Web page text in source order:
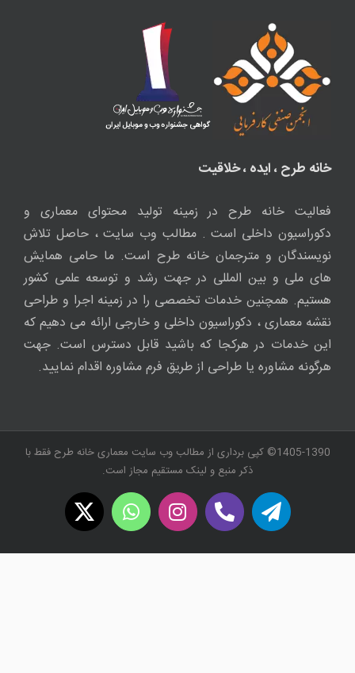
خانه طرح ، ایده ، خلاقیت
فعالیت خانه طرح در زمینه تولید محتوای معماری و
دکوراسیون داخلی است . مطالب وب سایت ، حاصل تلاش
نویسندگان و مترجمان خانه طرح است. ما حامی همایش
های ملی و بین المللی در جهت رشد و توسعه علمی کشور
هستیم. همچنین خدمات تخصصی را در زمینه اجرا و طراحی
نقشه معماری ، دکوراسیون داخلی و خارجی ارائه می دهیم که
این خدمات در هرکجا که باشید قابل دسترس است. جهت
هرگونه مشاوره یا طراحی از طریق فرم مشاوره اقدام نمایید.
1405-1390© کپی برداری از مطالب وب سایت معماری خانه طرح فقط با
ذکر منبع و لینک مستقیم مجاز است.
Telegram
Twitch
Instagram
WhatsApp
X